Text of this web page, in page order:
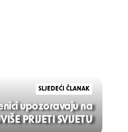
SLJEDEĆI ČLANAK
upozoravaju na
PRIJETI SVIJETU